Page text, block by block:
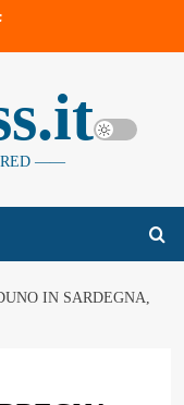
——
IN SARDEGNA,